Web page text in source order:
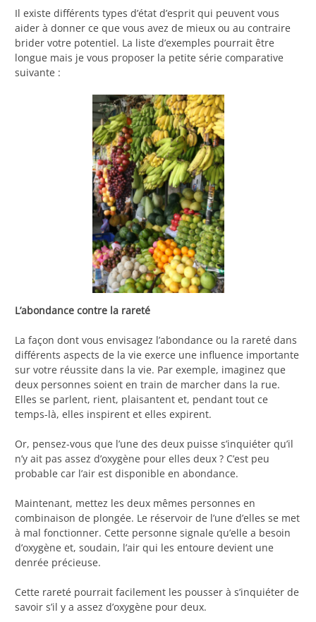
Il existe différents types d’état d’esprit qui peuvent vous
aider à donner ce que vous avez de mieux ou au contraire
brider votre potentiel. La liste d’exemples pourrait être
longue mais je vous proposer la petite série comparative
suivante :
L’abondance contre la rareté
La façon dont vous envisagez l’abondance ou la rareté dans
différents aspects de la vie exerce une influence importante
sur votre réussite dans la vie. Par exemple, imaginez que
deux personnes soient en train de marcher dans la rue.
Elles se parlent, rient, plaisantent et, pendant tout ce
temps-là, elles inspirent et elles expirent.
Or, pensez-vous que l’une des deux puisse s’inquiéter qu’il
n’y ait pas assez d’oxygène pour elles deux ? C’est peu
probable car l’air est disponible en abondance.
Maintenant, mettez les deux mêmes personnes en
combinaison de plongée. Le réservoir de l’une d’elles se met
à mal fonctionner. Cette personne signale qu’elle a besoin
d’oxygène et, soudain, l’air qui les entoure devient une
denrée précieuse.
Cette rareté pourrait facilement les pousser à s’inquiéter de
savoir s’il y a assez d’oxygène pour deux.